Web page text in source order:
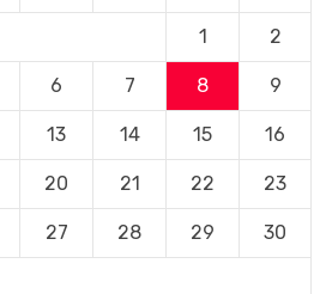
1 2
6 7 8 9
13 14 15 16
20 21 22 23
27 28 29 30